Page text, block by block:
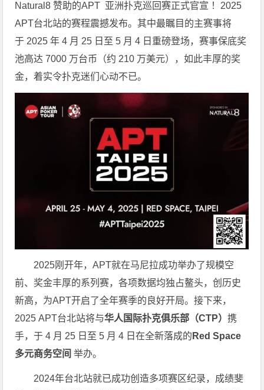
Natural8 赞助的APT 亚洲扑克巡回赛正式官宣 ！2025
APT台北站的赛程震撼发布。其中最瞩目的主赛事将
于 2025 年 4 月 25 日至 5 月 4 日重磅登场，赛事保底奖
池高达 7000 万台币（约 210 万美元），如此丰厚的奖
金，着实令扑克迷们心动不已。
2025刚开年，APT就在马尼拉成功举办了规模空
前、奖金丰厚的系列赛，各项数据均独占鳌头，创历史
新高，为APT开启了全年赛季的良好开局。接下来，
2025 APT台北站将与华人国际扑克俱乐部（CTP）携
手，于 4 月 25 日至 5 月 4 日在全新落成的 Red Space
多元商务空间 举办。
2024年台北站就已成功创造多项赛区纪录，成绩斐